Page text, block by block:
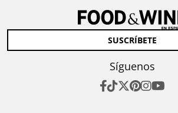
SUSCRÍBETE
Síguenos